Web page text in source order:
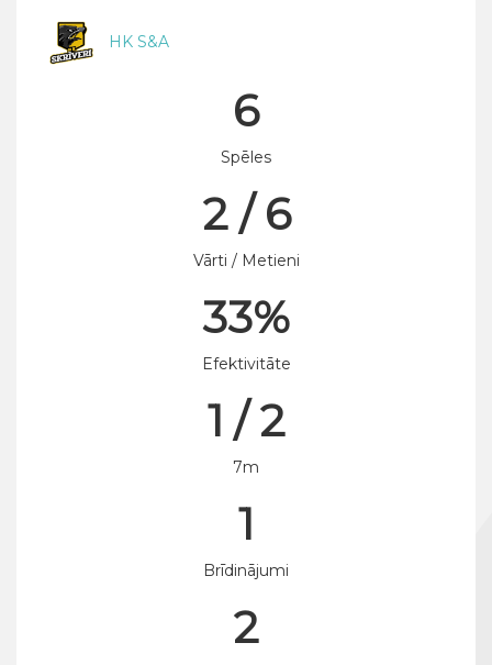
HK S&A
6
Spēles
2 / 6
Vārti / Metieni
33%
Efektivitāte
1 / 2
7m
1
Brīdinājumi
2